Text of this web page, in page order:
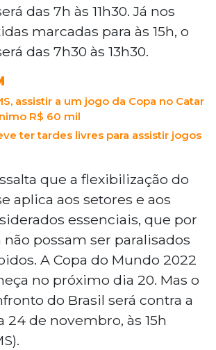
das 7h às 11h30. Já nos
marcadas para às 15h, o
das 7h30 às 13h30.
assistir a um jogo da Copa no Catar
R$ 60 mil
ter tardes livres para assistir jogos
que a flexibilização do
aplica aos setores e aos
essenciais, que por
possam ser paralisados
A Copa do Mundo 2022
no próximo dia 20. Mas o
do Brasil será contra a
24 de novembro, às 15h